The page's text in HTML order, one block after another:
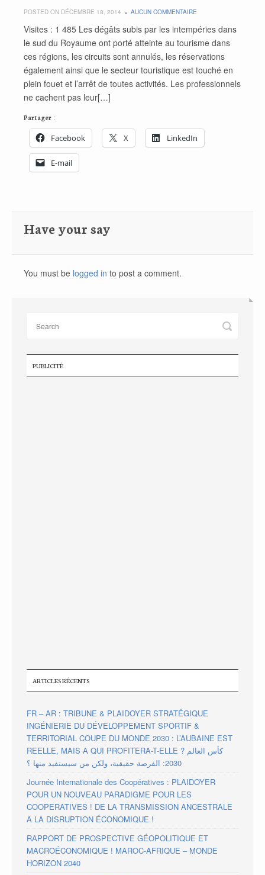
POSTED ON DÉCEMBRE 18, 2014 AUCUN COMMENTAIRE
Visites : 1 485 Les dégâts subis par les intempéries dans
le sud du Royaume ont porté atteinte au tourisme dans
ces régions, les circuits sont annulés, les réservations
également ainsi que le secteur touristique est touché en
plein fouet et l’arrêt de toutes activités. Les professionnels
ne cachent pas leur[…]
Partager :
Facebook X LinkedIn
E-mail
Have your say
You must be logged in to post a comment.
PUBLICITÉ
ARTICLES RÉCENTS
FR – AR : TRIBUNE & PLAIDOYER STRATÉGIQUE
INGÉNIERIE DU DÉVELOPPEMENT SPORTIF &
TERRITORIAL COUPE DU MONDE 2030 : L’AUBAINE EST
REELLE, MAIS A QUI PROFITERA-T-ELLE ? كأس العالم
2030: الفرصة حقيقية، ولكن من سيستفيد منها ؟
Journée Internationale des Coopératives : PLAIDOYER
POUR UN NOUVEAU PARADIGME POUR LES
COOPERATIVES ! DE LA TRANSMISSION ANCESTRALE
A LA DISRUPTION ÉCONOMIQUE !
RAPPORT DE PROSPECTIVE GÉOPOLITIQUE ET
MACROÉCONOMIQUE ! MAROC-AFRIQUE – MONDE
HORIZON 2040